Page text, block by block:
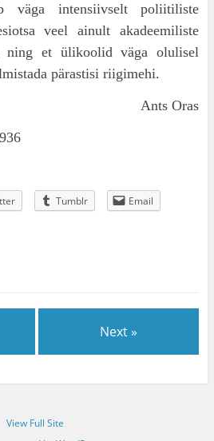
väga intensiivselt poliitiliste
veel ainult akadeemi­liste
ning et ülikoolid väga olulisel
pärastisi riigimehi.
Ants Oras
Tumblr
Email
Next »
View Full Site